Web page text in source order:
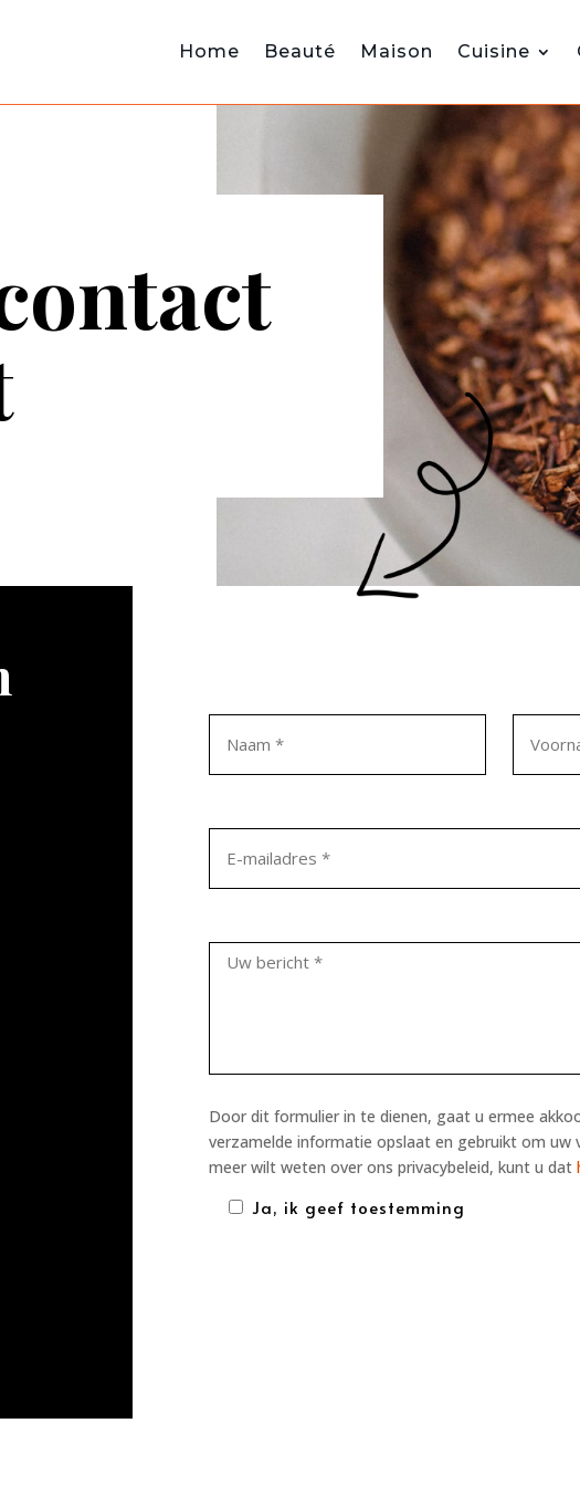
Home Beauté Maison Cuisine
Door dit formulier in te dienen, gaat u ermee
verzamelde informatie opslaat en gebruikt om uw
meer wilt weten over ons privacybeleid, kunt u dat
Ja, ik geef toestemming